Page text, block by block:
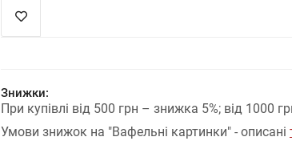
Знижки:
При купівлі від 500 грн – знижка 5%; від 1000
Умови знижок на "Вафельні картинки" - описані